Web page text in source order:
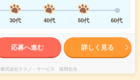
30代 40代 50代 60代
応募へ進む 詳しく見る
株式会社テクノ・サービス 採用担当